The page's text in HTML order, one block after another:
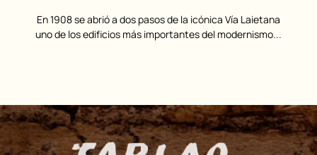
En 1908 se abrió a dos pasos de la icónica Vía Laietana
uno de los edificios más importantes del modernismo...